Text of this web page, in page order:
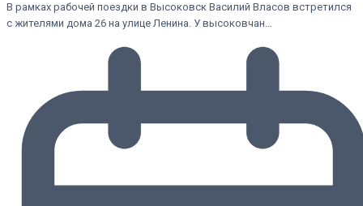
В рамках рабочей поездки в Высоковск Василий Власов встретился
с жителями дома 26 на улице Ленина. У высоковчан…